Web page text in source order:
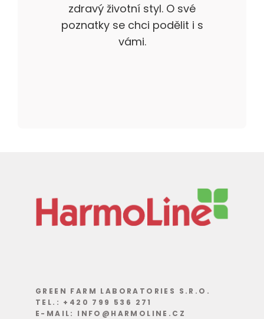
zdravý životní styl. O své
poznatky se chci podělit i s
vámi.
GREEN FARM LABORATORIES S.R.O.
TEL.: +420 799 536 271
E-MAIL: INFO@HARMOLINE.CZ